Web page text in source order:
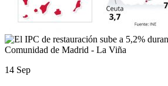
14 Sep